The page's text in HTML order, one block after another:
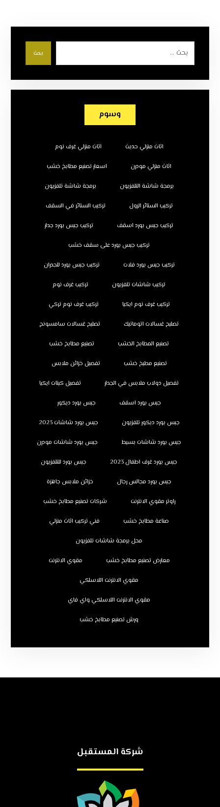
بحث
وسوم
اثاث منزلي حديث اثاث منزلي غرف نوم
اثاث منزلي مودرن اسعار تصنيع مطابخ خشب
برمجة شاشة التلفزيون برمجة شاشة تلفزيون
تركيب الستائر الرول تركيب الستائر في السقف
تركيب جبس بورد اسقف تركيب جبس بورد جدار
تركيب جبس بورد على سقف خشب
تركيب جبس بورد فلات تركيب جبس بورد للجدران
تركيب شاشات تلفزيون تركيب غرف نوم
تركيب غرف نوم ايكيا تركيب غرف نوم تركي
تصليح غسالات اتوماتيك تصليح غسالات سامسونج
تصنيع المطابخ الخشب تصنيع مطابخ خشب
تصنيع مطبخ خشب تفصيل خزائن ملابس
تفصيل دولاب ملابس في الجدار تفصيل كبتات ايكيا
جبس بورد اسقف جبس بورد ديكور
جبس بورد ديكور تلفزيون جبس بورد شاشات 2023
جبس بورد شاشات بسيط جبس بورد شاشات مودرن
جبس بورد غرف اطفال 2023 جبس بورد للتلفزيون
جبس بورد مجالس رجال خزائن ملابس جاهزة
راوتر مقوي الانترنت شركات تصنيع مطابخ خشب
صناعة مطابخ خشب فني تركيب اثاث منزلي
محل برمجة شاشات تلفزيون
معارض تصنيع مطابخ خشب مقوي الانترنت
مقوي الانترنت اللاسلكي
مقوي الانترنت اللاسلكي واي فاي
ورش تصنيع مطابخ خشب
شركة المستقبل